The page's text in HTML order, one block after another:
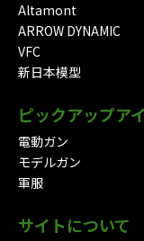
Altamont
ARROW DYNAMIC
VFC
新日本模型
ピックアップア
電動ガン
モデルガン
軍服
サイトについて